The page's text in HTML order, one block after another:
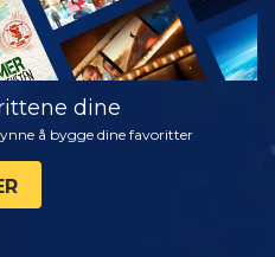
dine
å bygge dine favoritter